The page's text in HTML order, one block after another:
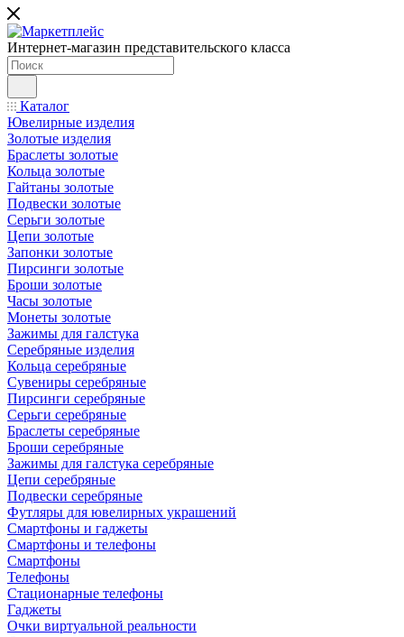
Интернет-магазин представительского класса
Каталог
Ювелирные изделия
Золотые изделия
Браслеты золотые
Кольца золотые
Гайтаны золотые
Подвески золотые
Серьги золотые
Цепи золотые
Запонки золотые
Пирсинги золотые
Броши золотые
Часы золотые
Монеты золотые
Зажимы для галстука
Серебряные изделия
Кольца серебряные
Сувениры серебряные
Пирсинги серебряные
Серьги серебряные
Браслеты серебряные
Броши серебряные
Зажимы для галстука серебряные
Цепи серебряные
Подвески серебряные
Футляры для ювелирных украшений
Смартфоны и гаджеты
Смартфоны и телефоны
Смартфоны
Телефоны
Стационарные телефоны
Гаджеты
Очки виртуальной реальности